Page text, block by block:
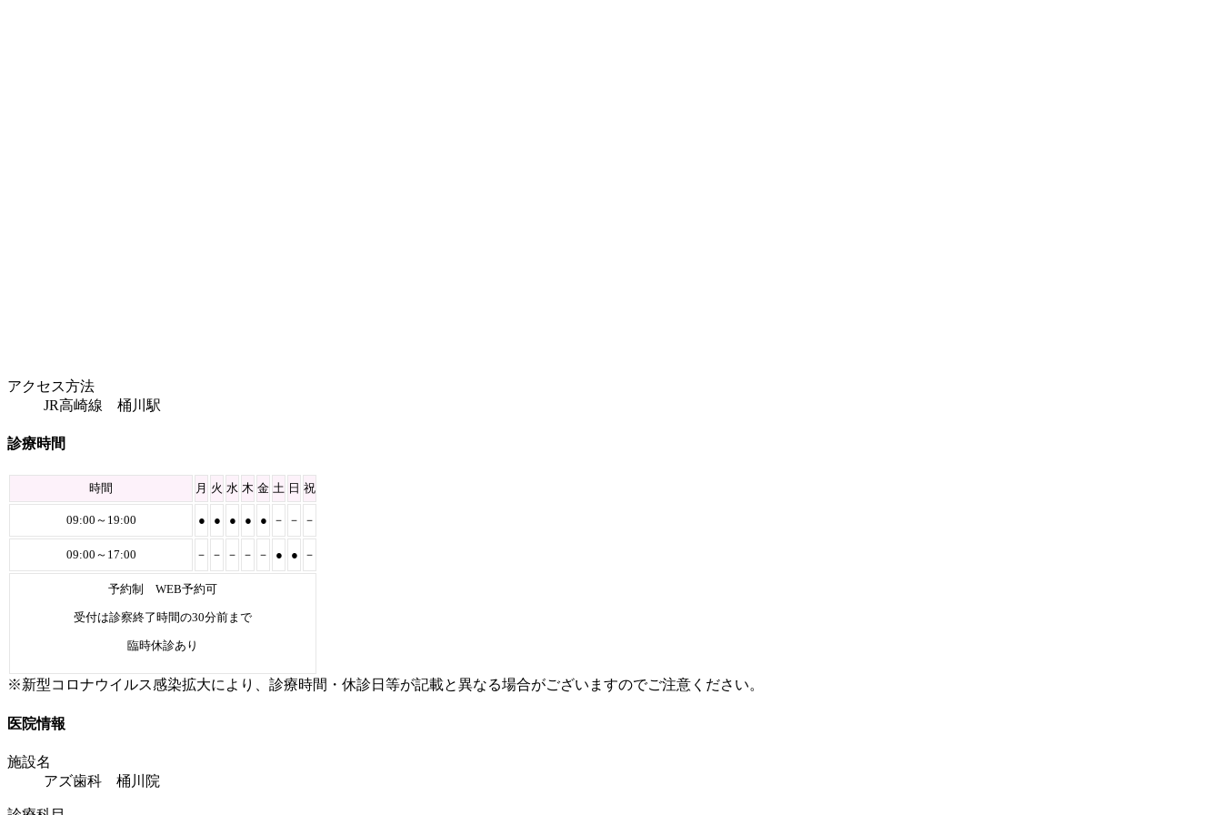
アクセス方法
JR高崎線 桶川駅
診療時間
時間 月 火 水 木 金 土 日 祝
09:00～19:00 ● ● ● ● ● － － －
09:00～17:00 － － － － － ● ● －
予約制 WEB予約可
受付は診察終了時間の30分前まで
臨時休診あり
※新型コロナウイルス感染拡大により、診療時間・休診日等が記載と異なる場合がございますのでご注意ください。
医院情報
施設名
アズ歯科 桶川院